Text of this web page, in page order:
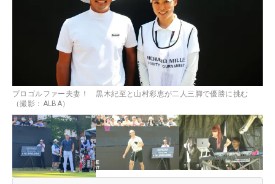
プロゴルファー夫妻！ 黒木紀至と山村彩恵が二人三脚で優勝に挑む
（撮影：ALBA）